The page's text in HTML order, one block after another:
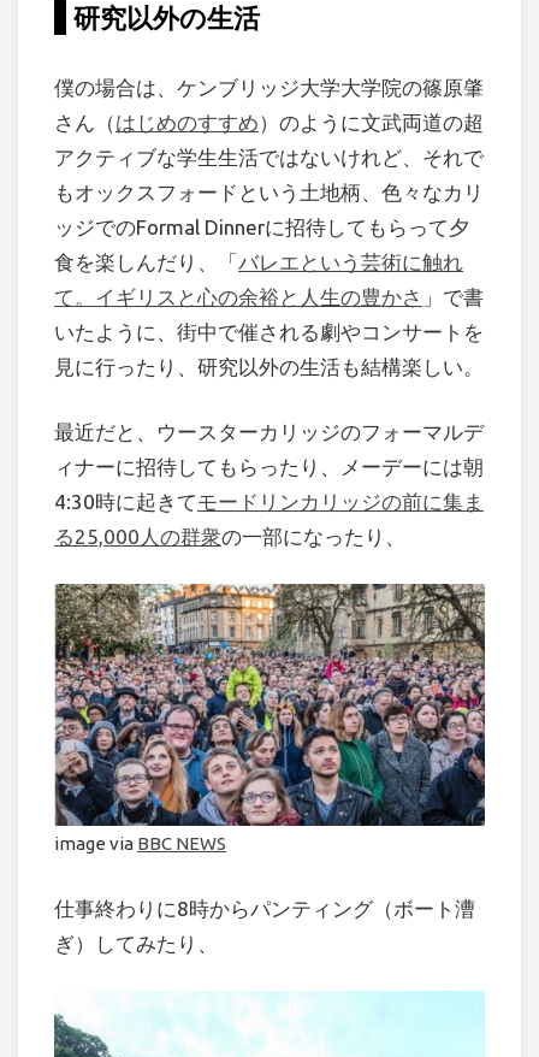
研究以外の生活
僕の場合は、ケンブリッジ大学大学院の篠原肇
さん（はじめのすすめ）のように文武両道の超
アクティブな学生生活ではないけれど、それで
もオックスフォードという土地柄、色々なカリ
ッジでのFormal Dinnerに招待してもらって夕
食を楽しんだり、「バレエという芸術に触れ
て。イギリスと心の余裕と人生の豊かさ 」で書
いたように、街中で催される劇やコンサートを
見に行ったり、研究以外の生活も結構楽しい。
最近だと、ウースターカリッジのフォーマルデ
ィナーに招待してもらったり、メーデーには朝
4:30時に起きてモードリンカリッジの前に集ま
る25,000人の群衆の一部になったり、
image via BBC NEWS
仕事終わりに8時からパンティング（ボート漕
ぎ）してみたり、